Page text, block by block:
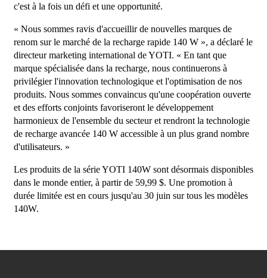
c'est à la fois un défi et une opportunité.
« Nous sommes ravis d'accueillir de nouvelles marques de
renom sur le marché de la recharge rapide 140 W », a déclaré le
directeur marketing international de YOTI. « En tant que
marque spécialisée dans la recharge, nous continuerons à
privilégier l'innovation technologique et l'optimisation de nos
produits. Nous sommes convaincus qu'une coopération ouverte
et des efforts conjoints favoriseront le développement
harmonieux de l'ensemble du secteur et rendront la technologie
de recharge avancée 140 W accessible à un plus grand nombre
d'utilisateurs. »
Les produits de la série YOTI 140W sont désormais disponibles
dans le monde entier, à partir de 59,99 $. Une promotion à
durée limitée est en cours jusqu'au 30 juin sur tous les modèles
140W.